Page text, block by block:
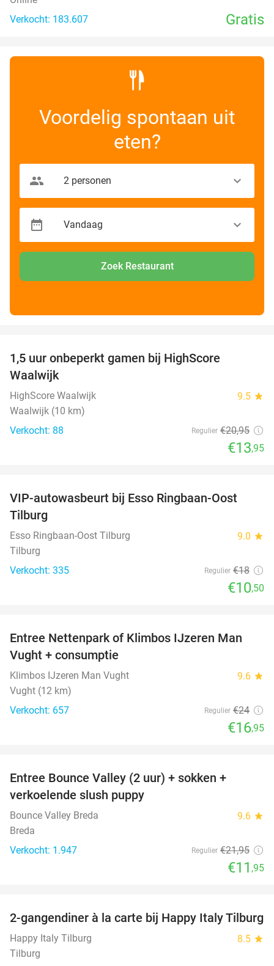
Verkocht: 183.607
Gratis
Voordelig spontaan uit
eten?
Zoek Restaurant
1,5 uur onbeperkt gamen bij HighScore
Waalwijk
HighScore Waalwijk 9.5 star
Waalwijk (10 km)
Verkocht: 88
Regulier €20,95
€13,95
42%
VIP-autowasbeurt bij Esso Ringbaan-Oost
Tilburg
Esso Ringbaan-Oost Tilburg 9.0 star
Tilburg
Verkocht: 335
Regulier €18
€10,50
29%
Entree Nettenpark of Klimbos IJzeren Man
Vught + consumptie
Klimbos IJzeren Man Vught 9.6 star
Vught (12 km)
Verkocht: 657
Regulier €24
€16,95
Entree Bounce Valley (2 uur) + sokken +
verkoelende slush puppy
Bounce Valley Breda 9.6 star
Breda
Verkocht: 1.947
Regulier €21,95
€11 ,95
35%
2-gangendiner à la carte bij Happy Italy Tilburg
Happy Italy Tilburg 8.5 star
Tilburg